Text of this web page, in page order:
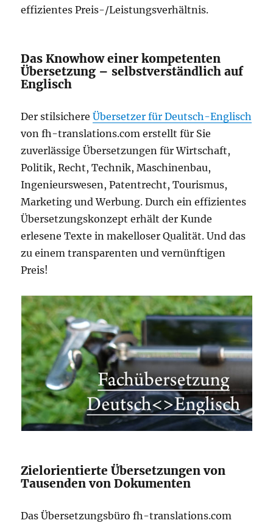
effizientes Preis-/Leistungsverhältnis.
Das Knowhow einer kompetenten
Übersetzung – selbstverständlich auf
Englisch
Der stilsichereÜbersetzer für Deutsch-Englisch
von fh-translations.com erstellt für Sie
zuverlässige Übersetzungen für Wirtschaft,
Politik, Recht, Technik, Maschinenbau,
Ingenieurswesen, Patentrecht, Tourismus,
Marketing und Werbung. Durch ein effizientes
Übersetzungskonzept erhält der Kunde
erlesene Texte in makelloser Qualität. Und das
zu einem transparenten und vernünftigen
Preis!
Zielorientierte Übersetzungen von
Tausenden von Dokumenten
Das Übersetzungsbüro fh-translations.com